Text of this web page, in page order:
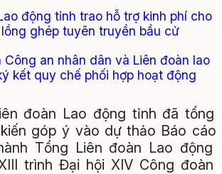
động tỉnh trao hỗ trợ kinh phí cho
ghép tuyên truyền bầu cử
Công an nhân dân và Liên đoàn lao
kết quy chế phối hợp hoạt động
đoàn Lao động tỉnh đã tổng
kiến góp ý vào dự thảo Báo cáo
Tổng Liên đoàn Lao động
trình Đại hội XIV Công đoàn